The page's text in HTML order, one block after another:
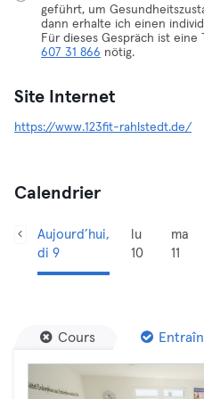
geführt, um
dann erhalte ich einen
Für dieses Gespräch ist
607 31 866 nötig.
Site Internet
https://www.123fit-rahlstedt.de/
Calendrier
Aujourd’hui,
di 9
lu
10
ma
11
Cours